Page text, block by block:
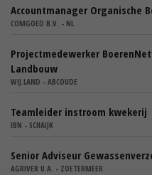
Accountmanager Organische
COMGOED B.V. - NL
Projectmedewerker
Landbouw
WIJ.LAND - ABCOUDE
Teamleider instroom kwekerij
IBN - SCHAIJK
Senior Adviseur
AGRIVER U.A. - ZOETERMEER